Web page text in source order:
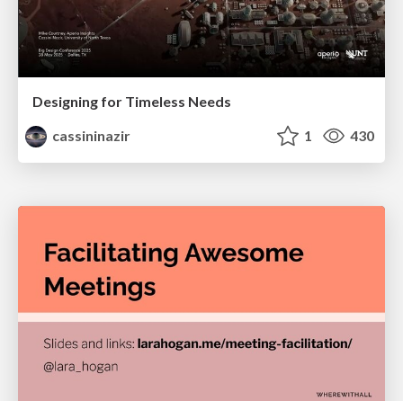
Designing for Timeless Needs
cassininazir
1 430